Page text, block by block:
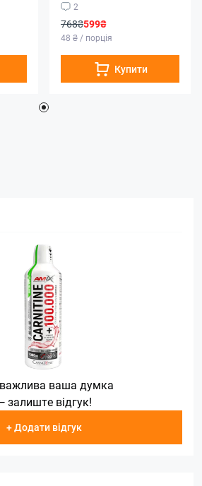
2
768₴599₴
48 ₴ / порція
Купити
ваша думка
залиште відгук!
+ Додати відгук